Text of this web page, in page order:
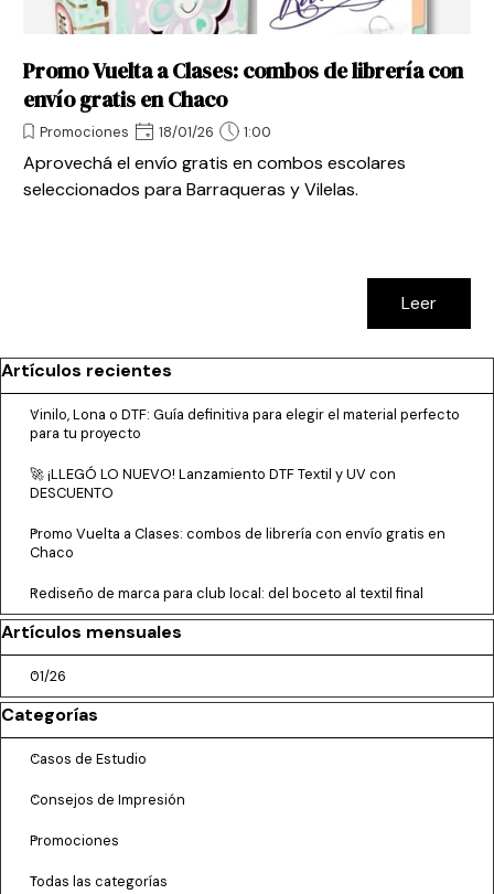
Promo Vuelta a Clases: combos de librería con
envío gratis en Chaco
Promociones 18/01/26 1:00
Aprovechá el envío gratis en combos escolares
seleccionados para Barraqueras y Vilelas.
Leer
Saltar el bloque Artículos recientes
Artículos recientes
Vinilo, Lona o DTF: Guía definitiva para elegir el material perfecto
para tu proyecto
🚀 ¡LLEGÓ LO NUEVO! Lanzamiento DTF Textil y UV con
DESCUENTO
Promo Vuelta a Clases: combos de librería con envío gratis en
Chaco
Rediseño de marca para club local: del boceto al textil final
Saltar el bloque Artículos mensuales
Artículos mensuales
01/26
Saltar el bloque Categorías
Categorías
Casos de Estudio
Consejos de Impresión
Promociones
Todas las categorías